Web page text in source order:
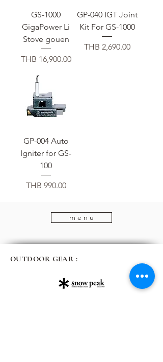
GS-1000
GigaPower Li
Stove gouen
価格
THB 16,900.00
GP-040 IGT Joint
Kit For GS-1000
価格
THB 2,690.00
GP-004 Auto
Igniter for GS-
100
価格
THB 990.00
m e n u
OUTDOOR GEAR :